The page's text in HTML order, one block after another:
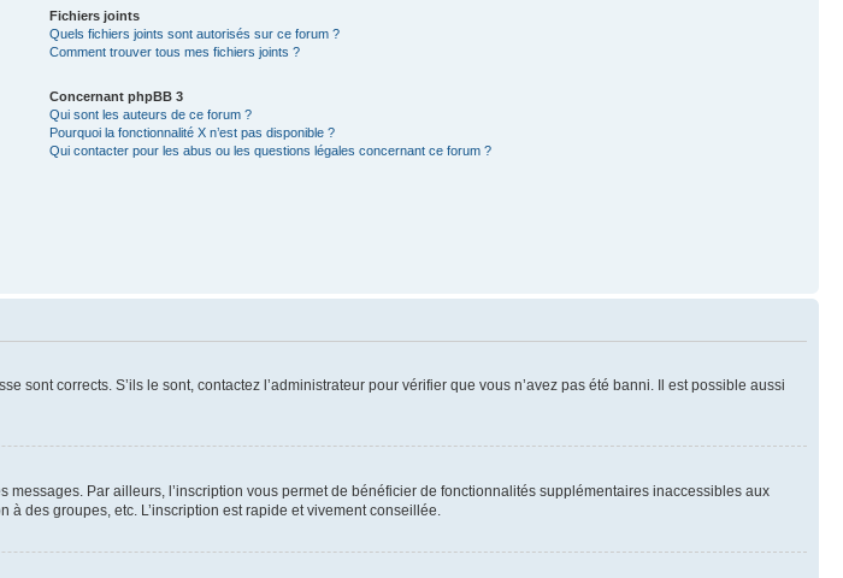
Fichiers joints
Quels fichiers joints sont autorisés sur ce forum ?
Comment trouver tous mes fichiers joints ?
Concernant phpBB 3
Qui sont les auteurs de ce forum ?
Pourquoi la fonctionnalité X n’est pas disponible ?
Qui contacter pour les abus ou les questions légales concernant ce forum ?
corrects. S’ils le sont, contactez l’administrateur pour vérifier que vous n’avez pas été banni. Il est possible aussi
Par ailleurs, l’inscription vous permet de bénéficier de fonctionnalités supplémentaires inaccessibles aux
à des groupes, etc. L’inscription est rapide et vivement conseillée.